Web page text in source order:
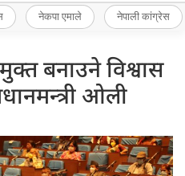
नेकपा एमाले नेपाली कांग्रेस
बनाउने विश्वास
ओली